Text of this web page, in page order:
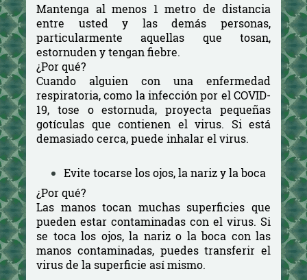
Mantenga al menos 1 metro de distancia
entre usted y las demás personas,
particularmente aquellas que tosan,
estornuden y tengan fiebre.
¿Por qué?
Cuando alguien con una enfermedad
respiratoria, como la infección por el COVID-
19, tose o estornuda, proyecta pequeñas
gotículas que contienen el virus. Si está
demasiado cerca, puede inhalar el virus.
Evite tocarse los ojos, la nariz y la boca
¿Por qué?
Las manos tocan muchas superficies que
pueden estar contaminadas con el virus. Si
se toca los ojos, la nariz o la boca con las
manos contaminadas, puedes transferir el
virus de la superficie así mismo.